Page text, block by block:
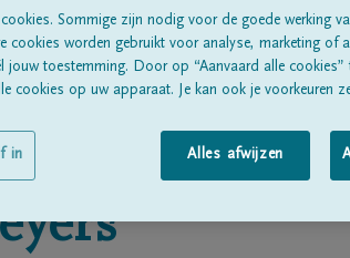
Alle rouwberichten
Sommige zijn nodig voor de goede werking
cookies worden gebruikt voor analyse, marketing of
jouw toestemming. Door op “Aanvaard alle cookies”
cookies op uw apparaat. Je kan ook je voorkeuren
Alles afwijzen
in